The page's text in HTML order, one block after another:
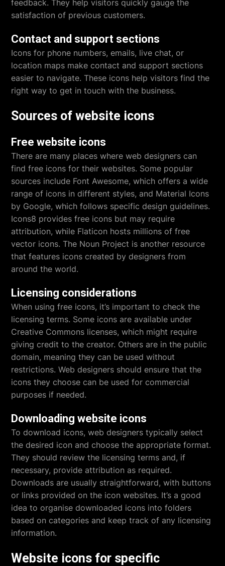
feedback. They help visitors quickly gauge the
satisfaction of previous customers.
Contact and support sections
Icons for phone numbers, emails, live chat, or
location maps make contact and support sections
easier to navigate. These icons help visitors find the
right way to get in touch with the business.
Sources of website icons
Free website icons
There are many places where web designers can
find free icons for their websites. Some popular
sources include Font Awesome, which offers a wide
range of icons in different styles, and Material Icons
by Google, which follows specific design guidelines.
Icons8 provides free icons but may require
attribution, while Flaticon hosts millions of free
vector icons. The Noun Project is another resource
that features icons created by designers from
around the world.
Licensing considerations
When using free icons, it’s important to check the
licensing terms. Some icons are available under
Creative Commons licenses, which might require
giving credit to the creator. Others are in the public
domain, meaning they can be used without
restrictions. Web designers should ensure that the
icons they choose can be used for commercial
purposes if needed.
Downloading website icons
To download icons, web designers typically select
the desired icon and choose the appropriate format.
They should review the licensing terms and, if
necessary, provide attribution as required.
Downloads are usually straightforward, with buttons
or links provided on the icon websites. It’s a good
idea to organise downloaded icons into folders
based on categories and keep track of any licensing
information.
Website icons for specific